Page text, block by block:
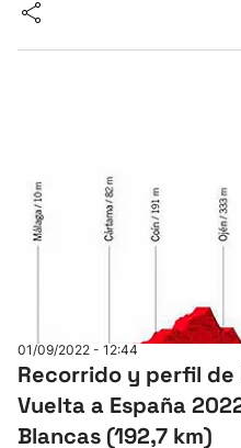
01/09/2022 - 12:44
Recorrido y perfil de
Vuelta a España
Blancas (192,7 km)